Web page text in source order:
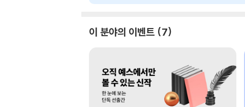
이 분야의 이벤트 7